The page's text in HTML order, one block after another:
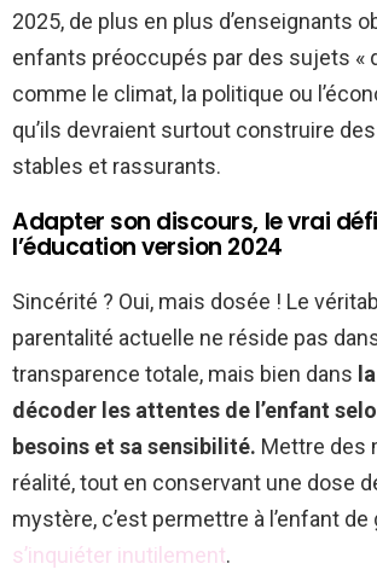
2025, de plus en plus d’enseignants
enfants préoccupés par des sujets «
comme le climat, la politique ou
qu’ils devraient surtout construire
stables et rassurants.
Adapter son discours, le vrai
l’éducation version 2024
Sincérité ? Oui, mais dosée ! Le
parentalité actuelle ne réside pas
transparence totale, mais bien dans
décoder les attentes de l’enfant
besoins et sa sensibilité. Mettre des
réalité, tout en conservant une dose
mystère, c’est permettre à l’enfant de
s’inquiéter inutilement.